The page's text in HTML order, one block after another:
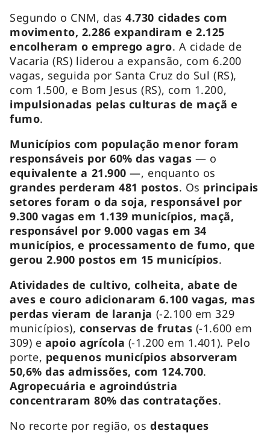
Segundo o CNM, das 4.730 cidades com
movimento, 2.286 expandiram e 2.125
encolheram o emprego agro. A cidade de
Vacaria (RS) liderou a expansão, com 6.200
vagas, seguida por Santa Cruz do Sul (RS),
com 1.500, e Bom Jesus (RS), com 1.200,
impulsionadas pelas culturas de maçã e
fumo.
Municípios com população menor foram
responsáveis por 60% das vagas — o
equivalente a 21.900 —, enquanto os
grandes perderam 481 postos. Os principais
setores foram o da soja, responsável por
9.300 vagas em 1.139 municípios, maçã,
responsável por 9.000 vagas em 34
municípios, e processamento de fumo, que
gerou 2.900 postos em 15 municípios.
Atividades de cultivo, colheita, abate de
aves e couro adicionaram 6.100 vagas, mas
perdas vieram de laranja (-2.100 em 329
municípios),conservas de frutas (-1.600 em
309) e apoio agrícola (-1.200 em 1.401). Pelo
porte, pequenos municípios absorveram
50,6% das admissões, com 124.700.
Agropecuária e agroindústria
concentraram 80% das contratações.
No recorte por região, osdestaques